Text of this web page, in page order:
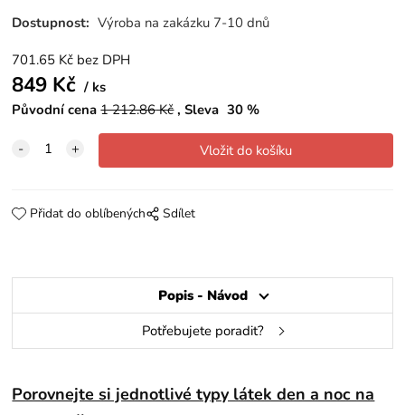
Dostupnost: Výroba na zakázku 7-10 dnů
701.65 Kč bez DPH
849 Kč
ks
Původní cena 1 212.86Kč Sleva 30 %
Přidat do oblíbených Sdílet
Popis - Návod
Potřebujete poradit?
Porovnejte si jednotlivé typy látek den a noc na